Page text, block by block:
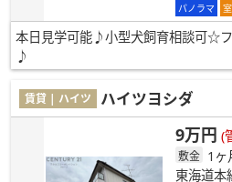
パノラマ
本日見学可能♪小型犬飼育相談可☆
♪
賃貸 | ハイツ ハイツヨシダ
9万円 (
敷金 1ヶ
東海道本